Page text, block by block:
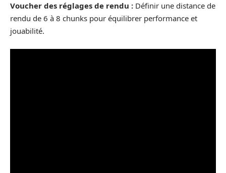
Voucher des réglages de rendu : Définir une distance de
rendu de 6 à 8 chunks pour équilibrer performance et
jouabilité.